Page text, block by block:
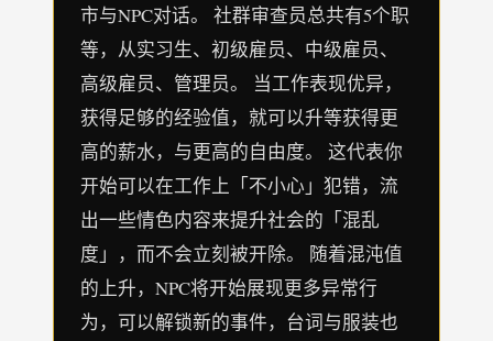
市与NPC对话。 社群审查员总共有5个职
等，从实习生、初级雇员、中级雇员、
高级雇员、管理员。 当工作表现优异，
获得足够的经验值，就可以升等获得更
高的薪水，与更高的自由度。 这代表你
开始可以在工作上「不小心」犯错，流
出一些情色内容来提升社会的「混乱
度」，而不会立刻被开除。 随着混沌值
的上升，NPC将开始展现更多异常行
为，可以解锁新的事件，台词与服装也